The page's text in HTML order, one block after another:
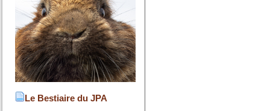
Le Bestiaire du JPA